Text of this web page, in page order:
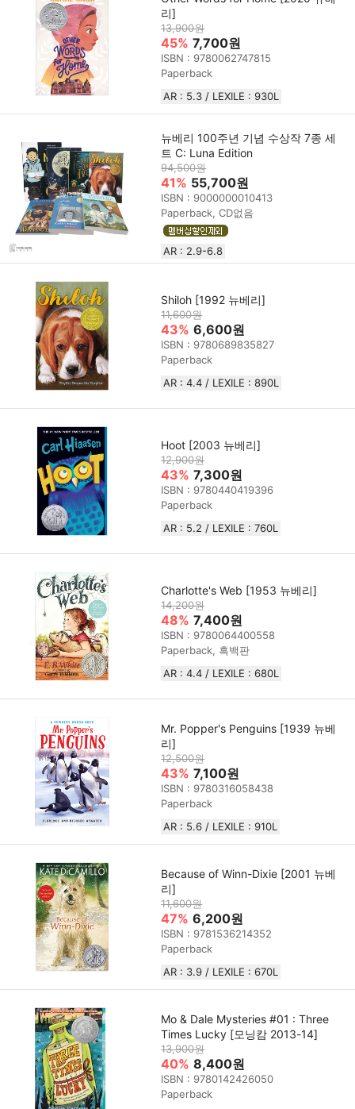
리]
13,900원
45% 7,700원
ISBN : 9780062747815
Paperback
AR : 5.3 / LEXILE : 930L
뉴베리 100주년 기념 수상작 7종 세
트 C: Luna Edition
94,500원
41% 55,700원
ISBN : 9000000010413
Paperback, CD없음
AR : 2.9-6.8
Shiloh [1992 뉴베리]
11,600원
43% 6,600원
ISBN : 9780689835827
Paperback
AR : 4.4 / LEXILE : 890L
Hoot [2003 뉴베리]
12,900원
43% 7,300원
ISBN : 9780440419396
Paperback
AR : 5.2 / LEXILE : 760L
Charlotte's Web [1953 뉴베리]
14,200원
48% 7,400원
ISBN : 9780064400558
Paperback, 흑백판
AR : 4.4 / LEXILE : 680L
Mr. Popper's Penguins [1939 뉴베
리]
12,500원
43% 7,100원
ISBN : 9780316058438
Paperback
AR : 5.6 / LEXILE : 910L
Because of Winn-Dixie [2001 뉴베
리]
11,600원
47% 6,200원
ISBN : 9781536214352
Paperback
AR : 3.9 / LEXILE : 670L
Mo & Dale Mysteries #01 : Three
Times Lucky [모닝캄 2013-14]
13,900원
40% 8,400원
ISBN : 9780142426050
Paperback